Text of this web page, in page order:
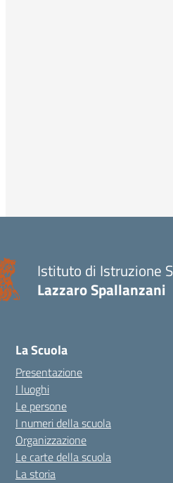
Istituto di Istruzione
Lazzaro Spallanzani
La Scuola
Presentazione
I luoghi
Le persone
I numeri della scuola
Organizzazione
Le carte della scuola
La storia